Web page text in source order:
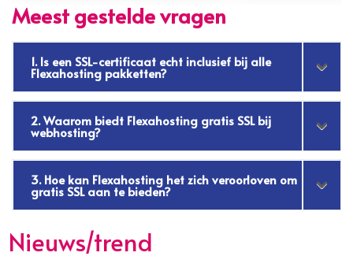
Meest gestelde vragen
1. Is een SSL-certificaat echt inclusief bij alle
Flexahosting pakketten?
2. Waarom biedt Flexahosting gratis SSL bij
webhosting?
3. Hoe kan Flexahosting het zich veroorloven om
gratis SSL aan te bieden?
Nieuws/trend